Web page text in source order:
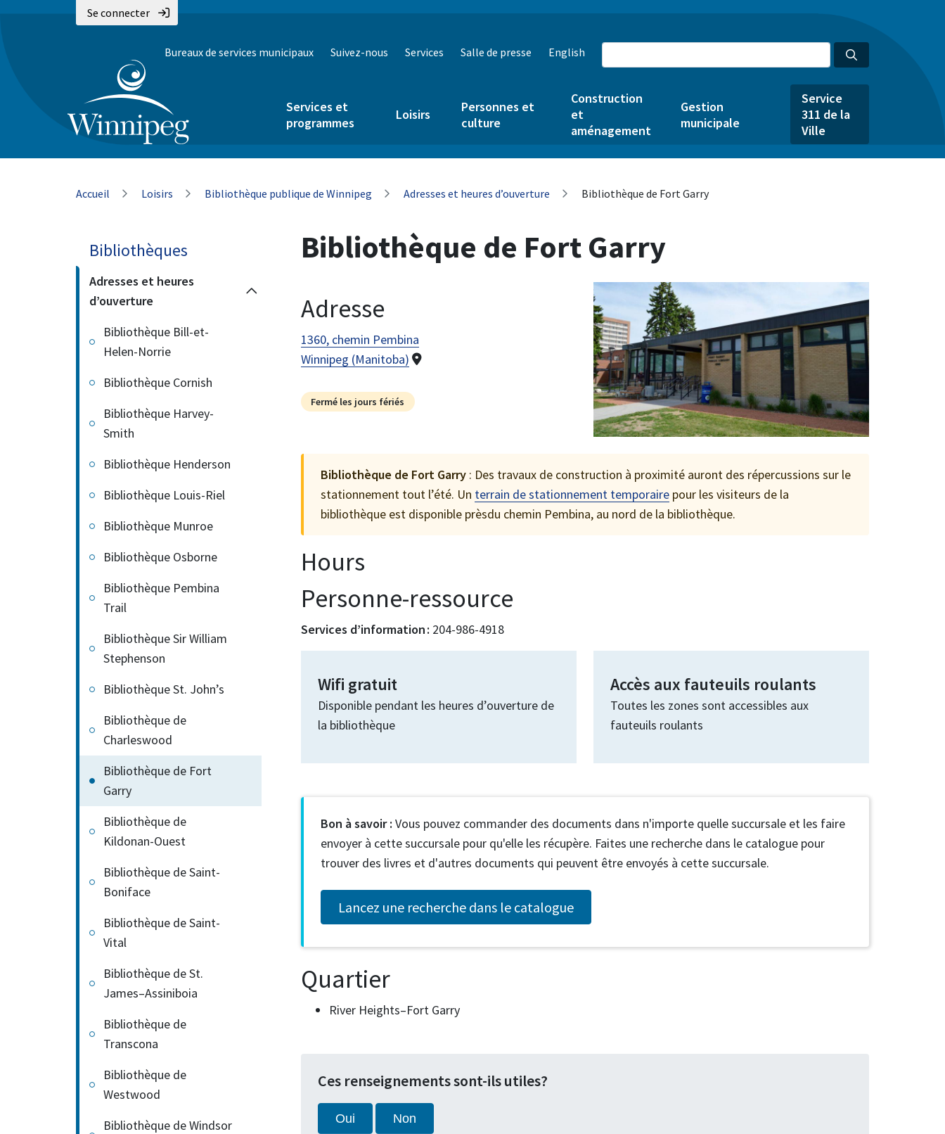
Se connecter
Bureaux de services municipaux Suivez-nous Services Salle de presse English
Services et
programmes
Loisirs
Personnes et
culture
Construction
et
aménagement
Gestion
municipale
Service
311 de la
Ville
Fil
Accueil Loisirs Bibliothèque publique de Winnipeg Adresses et heures d’ouverture Bibliothèque de Fort Garry
Bibliothèques
Adresses et heures
d’ouverture
Bibliothèque Bill-et-
Helen-Norrie
Bibliothèque Cornish
Bibliothèque Harvey-
Smith
Bibliothèque Henderson
Bibliothèque Louis-Riel
Bibliothèque Munroe
Bibliothèque Osborne
Bibliothèque Pembina
Trail
Bibliothèque Sir William
Stephenson
Bibliothèque St. John’s
Bibliothèque de
Charleswood
Bibliothèque de Fort
Garry
Bibliothèque de
Kildonan-Ouest
Bibliothèque de Saint-
Boniface
Bibliothèque de Saint-
Vital
Bibliothèque de St.
James–Assiniboia
Bibliothèque de
Transcona
Bibliothèque de
Westwood
Bibliothèque de Windsor
Bibliothèque de Fort Garry
Adresse
1360, chemin Pembina
Winnipeg (Manitoba)
Fermé les jours fériés
Image
Bibliothèque de Fort Garry : Des travaux de construction à proximité auront des répercussions sur le
stationnement tout l’été. Un terrain de stationnement temporaire pour les visiteurs de la
bibliothèque est disponible prèsdu chemin Pembina, au nord de la bibliothèque.
Hours
Personne-ressource
Services d’information : 204-986-4918
Wifi gratuit
Disponible pendant les heures d’ouverture de
la bibliothèque
Accès aux fauteuils roulants
Toutes les zones sont accessibles aux
fauteuils roulants
Bon à savoir : Vous pouvez commander des documents dans n'importe quelle succursale et les faire
envoyer à cette succursale pour qu'elle les récupère. Faites une recherche dans le catalogue pour
trouver des livres et d'autres documents qui peuvent être envoyés à cette succursale.
Lancez une recherche dans le catalogue
Quartier
River Heights–Fort Garry
Ces renseignements sont-ils utiles?
Oui Non